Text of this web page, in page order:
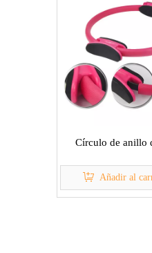
Círculo de anillo
Añadir al